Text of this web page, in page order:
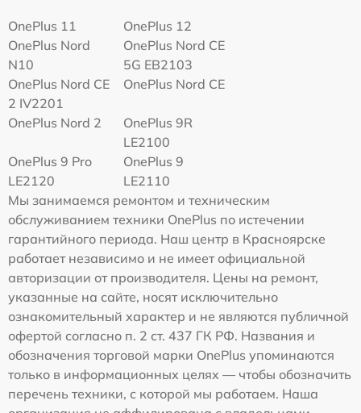
OnePlus 11
OnePlus 12
OnePlus Nord
N10
OnePlus Nord CE
5G EB2103
OnePlus Nord CE
2 IV2201
OnePlus Nord CE
OnePlus Nord 2
OnePlus 9R
LE2100
OnePlus 9 Pro
LE2120
OnePlus 9
LE2110
Мы занимаемся ремонтом и техническим
обслуживанием техники OnePlus по истечении
гарантийного периода. Наш центр в Красноярске
работает независимо и не имеет официальной
авторизации от производителя. Цены на ремонт,
указанные на сайте, носят исключительно
ознакомительный характер и не являются публичной
офертой согласно п. 2 ст. 437 ГК РФ. Названия и
обозначения торговой марки OnePlus упоминаются
только в информационных целях — чтобы обозначить
перечень техники, с которой мы работаем. Наша